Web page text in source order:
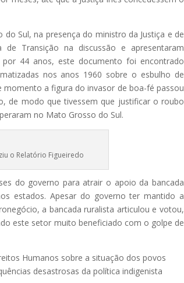
Sul, na presença do ministro da Justiça e de
de Transição na discussão e apresentaram
44 anos, este documento foi encontrado
nos anos 1960 sobre o esbulho de
a figura do invasor de boa-fé passou
de modo que tivessem que justificar o roubo
no Mato Grosso do Sul.
o Relatório Figueiredo
do governo para atrair o apoio da bancada
estados. Apesar do governo ter mantido a
a bancada ruralista articulou e votou,
este setor muito beneficiado com o golpe de
Humanos sobre a situação dos povos
desastrosas da política indigenista